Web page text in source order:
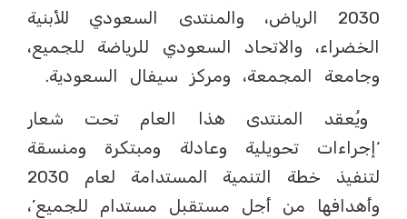
2030 الرياض، والمنتدى السعودي للأبنية
الخضراء، والاتحاد السعودي للرياضة للجميع،
وجامعة المجمعة، ومركز سيفال السعودية.
ويُعقد المنتدى هذا العام تحت شعار
‘إجراءات تحويلية وعادلة ومبتكرة ومنسقة
لتنفيذ خطة التنمية المستدامة لعام 2030
وأهدافها من أجل مستقبل مستدام للجميع’،